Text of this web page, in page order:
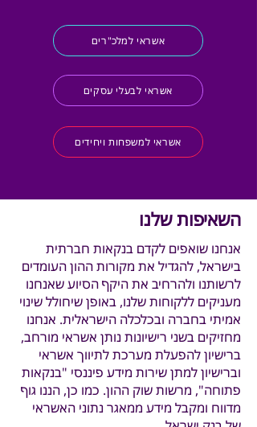
אשראי למלכ"רים
אשראי לבעלי עסקים
אשראי למשפחות ויחידים
השאיפות שלנו
אנחנו שואפים לקדם בנקאות חברתית
בישראל, להגדיל את מקורות ההון העומדים
לרשותנו ולהרחיב את היקף הסיוע שאנחנו
מעניקים ללקוחות שלנו, באופן שיחולל שינוי
אמיתי בחברה ובכלכלה הישראלית. אנחנו
מחזיקים בשני רישיונות נותן אשראי מורחב,
ברישיון להפעלת מערכת לתיווך אשראי
וברישיון למתן שירות מידע פיננסי "בנקאות
פתוחה", מרשות שוק ההון. כמו כן, הננו גוף
מדווח ומקבל מידע ממאגר נתוני האשראי